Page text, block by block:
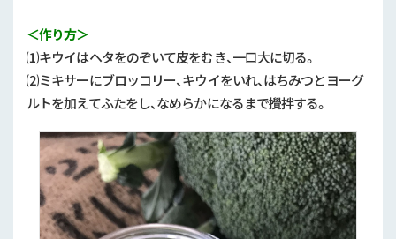
＜作り方＞
⑴キウイはヘタをのぞいて皮をむき、一口大に切る。
⑵ミキサーにブロッコリー、キウイをいれ、はちみつとヨーグ
ルトを加えてふたをし、なめらかになるまで攪拌する。